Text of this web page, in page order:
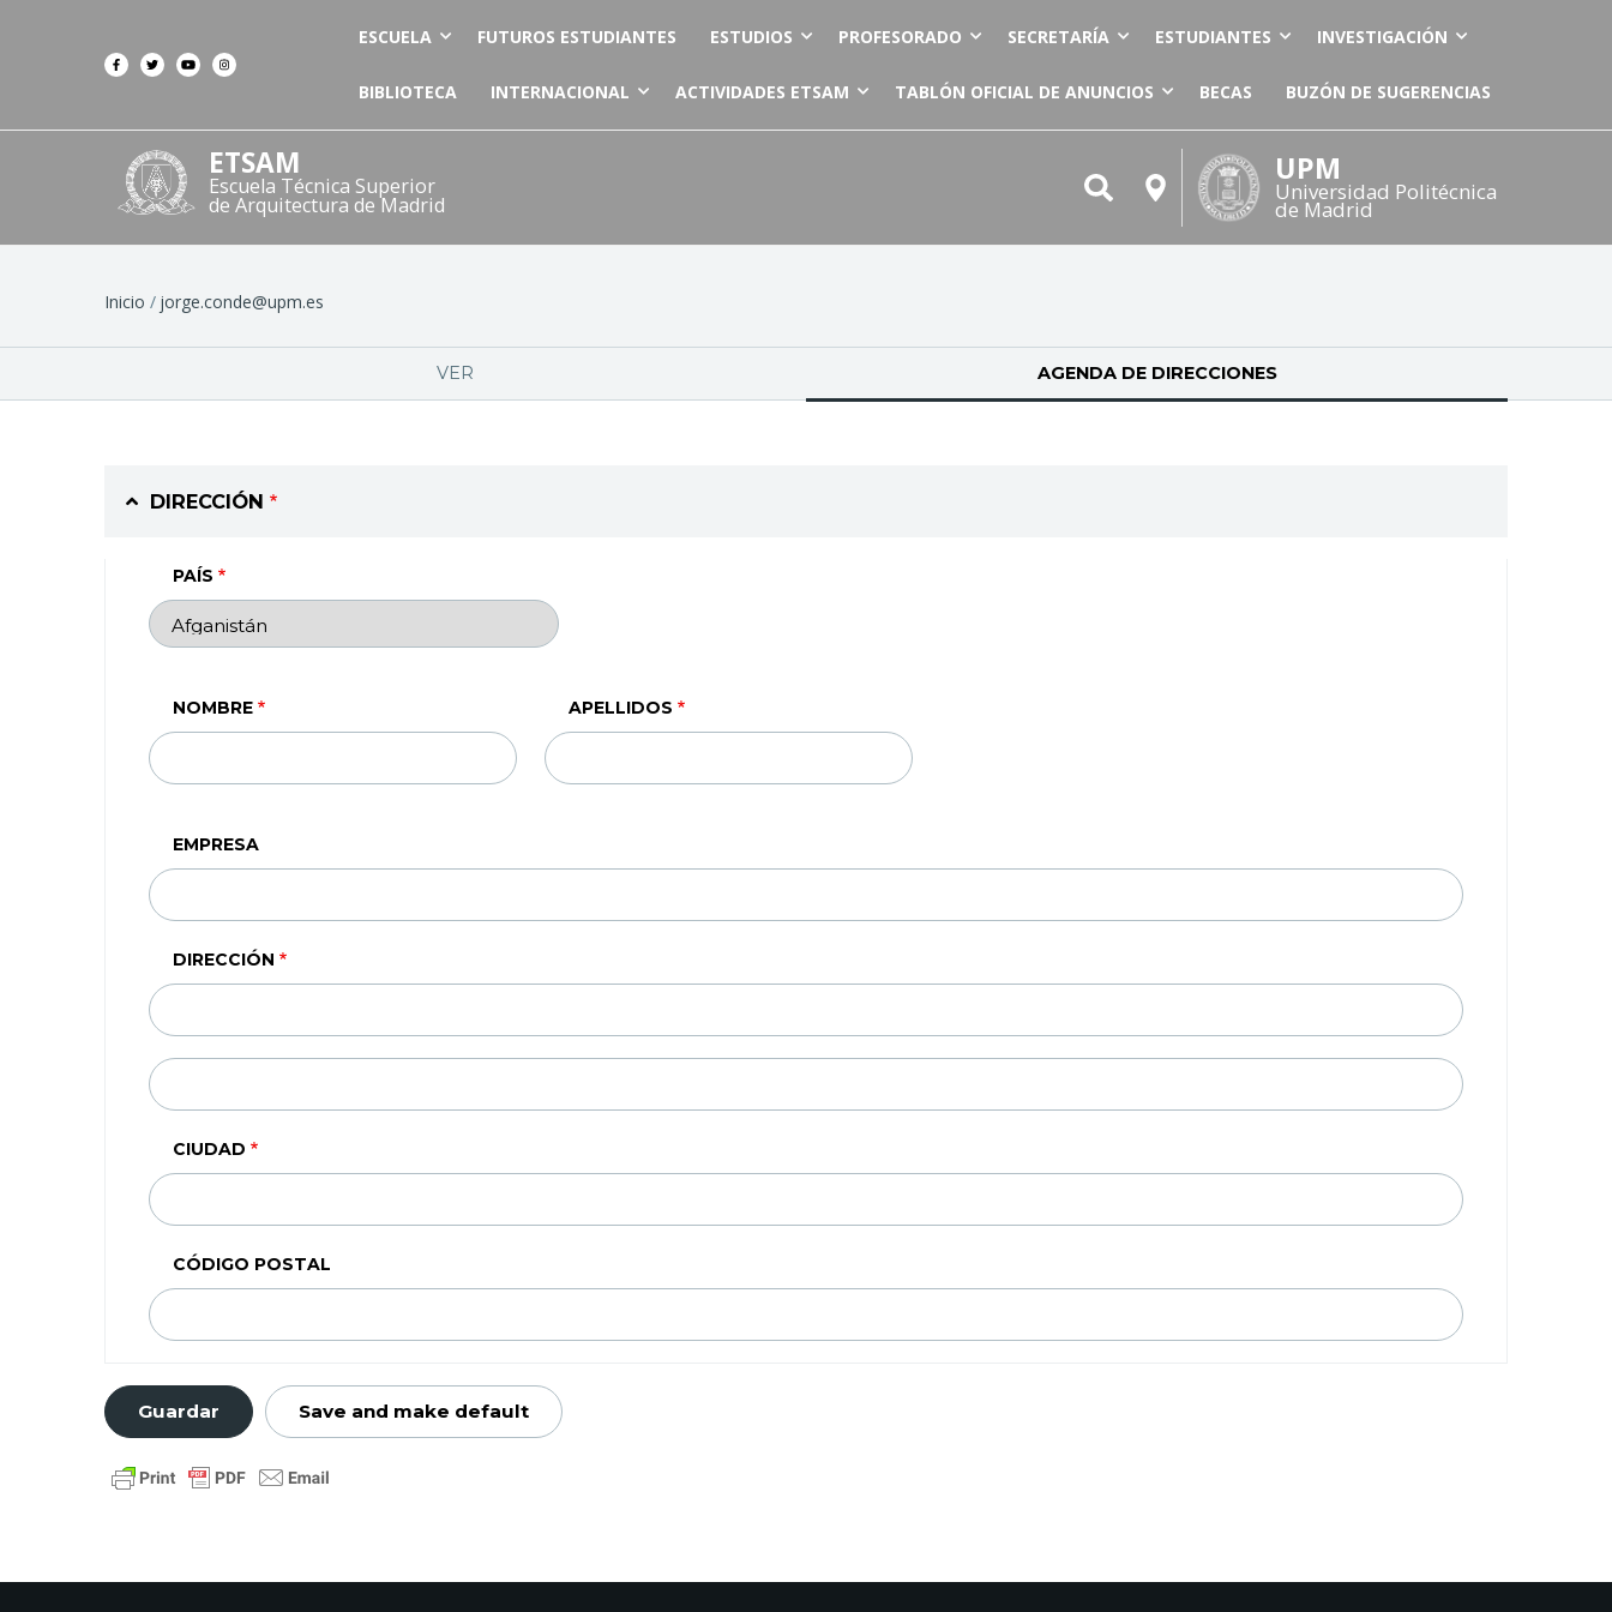
ESCUELA FUTUROS ESTUDIANTES ESTUDIOS PROFESORADO SECRETARÍA ESTUDIANTES INVESTIGACIÓN
BIBLIOTECA INTERNACIONAL ACTIVIDADES ETSAM TABLÓN OFICIAL DE ANUNCIOS BECAS BUZÓN DE SUGERENCIAS
ETSAM
Escuela Técnica Superior
de Arquitectura de Madrid
UPM
Universidad Politécnica
de Madrid
Ruta
de
navegación
Inicio jorge.conde@upm.es
principales
VER AGENDA DE DIRECCIONES(SOLAPA ACTIVA)
DIRECCIÓN
PAÍS
NOMBRE APELLIDOS
EMPRESA
DIRECCIÓN
CIUDAD
CÓDIGO POSTAL